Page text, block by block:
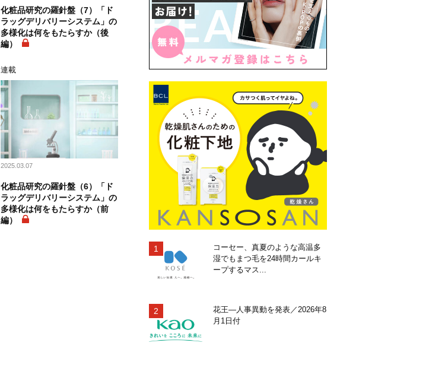
化粧品研究の羅針盤（7）「ド
ラッグデリバリーシステム」の
多様化は何をもたらすか（後
編）
連載
2025.03.07
化粧品研究の羅針盤（6）「ド
ラッグデリバリーシステム」の
多様化は何をもたらすか（前
編）
コーセー、真夏のような高温多
湿でもまつ毛を24時間カールキ
ープするマス...
花王―人事異動を発表／2026年8
月1日付